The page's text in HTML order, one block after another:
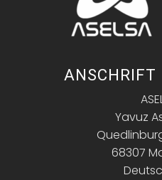
ANSCHRIFT
Yavuz
68307